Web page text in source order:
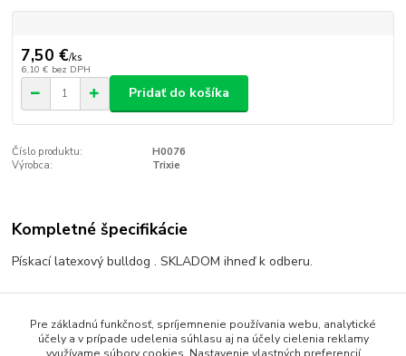
7,50 €/ks
6,10 € bez DPH
Pridať do košíka
Číslo produktu:
H0076
Výrobca:
Trixie
Kompletné špecifikácie
Pískací latexový bulldog . SKLADOM ihneď k odberu.
Pôvod tovaru
Pre základnú funkčnosť, spríjemnenie používania webu, analytické
účely a v prípade udelenia súhlasu aj na účely cielenia reklamy